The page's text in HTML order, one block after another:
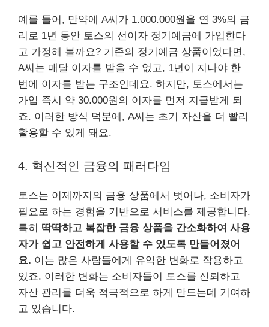
예를 들어, 만약에 A씨가 1.000.000원을 연 3%의 금
리로 1년 동안 토스의 선이자 정기예금에 가입한다
고 가정해 볼까요? 기존의 정기예금 상품이었다면,
A씨는 매달 이자를 받을 수 없고, 1년이 지나야 한
번에 이자를 받는 구조인데요. 하지만, 토스에서는
가입 즉시 약 30.000원의 이자를 먼저 지급받게 되
죠. 이러한 방식 덕분에, A씨는 초기 자산을 더 빨리
활용할 수 있게 돼요.
4. 혁신적인 금융의 패러다임
토스는 이제까지의 금융 상품에서 벗어나, 소비자가
필요로 하는 경험을 기반으로 서비스를 제공합니다.
특히 딱딱하고 복잡한 금융 상품을 간소화하여 사용
자가 쉽고 안전하게 사용할 수 있도록 만들어졌어
요. 이는 많은 사람들에게 유익한 변화로 작용하고
있죠. 이러한 변화는 소비자들이 토스를 신뢰하고
자산 관리를 더욱 적극적으로 하게 만드는데 기여하
고 있습니다.